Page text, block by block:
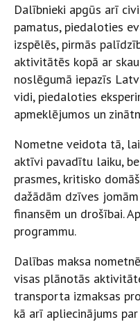
Dalībnieki apgūs arī
pamatus, piedaloties
izspēlēs, pirmās
aktivitātēs kopā ar
noslēgumā iepazīs
vidi, piedaloties
apmeklējumos un
Nometne veidota tā,
aktīvi pavadītu laiku,
prasmes, kritisko
dažādām dzīves
finansēm un drošībai.
programmu.
Dalības maksa
visas plānotās
transporta izmaksas
kā arī apliecinājums